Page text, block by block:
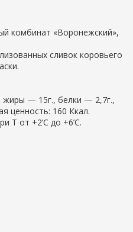
комбинат «Воронежский»,
сливок коровьего
жиры — 15г., белки — 2,7г.,
ценность: 160 Ккал.
Т от +2’С до +6’C.